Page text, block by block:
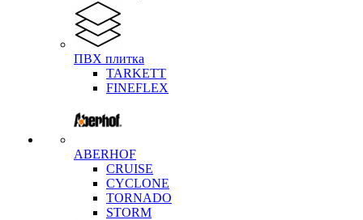
ПВХ плитка
TARKETT
FINEFLEX
ABERHOF
CRUISE
CYCLONE
TORNADO
STORM